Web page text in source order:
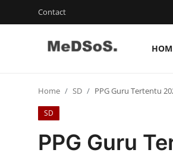
Contact
Home SD PPG Guru Tertentu
SD
PPG Guru